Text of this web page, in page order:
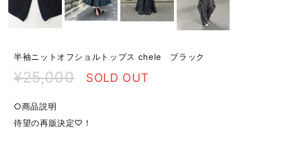
半袖ニットオフショルトップス chele ブラック
¥25,000 SOLD OUT
○商品説明
待望の再販決定♡！